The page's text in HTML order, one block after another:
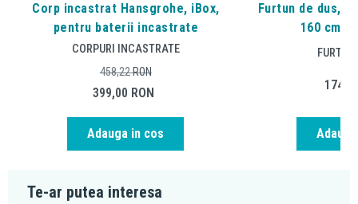
Corp incastrat Hansgrohe, iBox,
pentru baterii incastrate
CORPURI INCASTRATE
399,00 RON
458,22RON
Adauga in cos
Furtun de dus,
160 cm,
Te-ar putea interesa